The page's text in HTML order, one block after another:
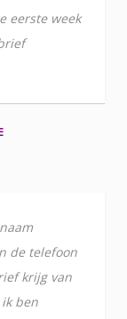
eerste week
de telefoon
krijg van
ben